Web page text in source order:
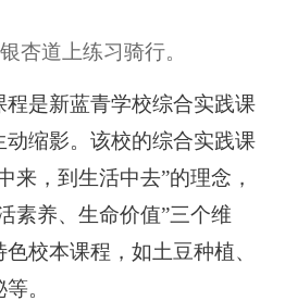
杏道上练习骑行。
是新蓝青学校综合实践课
缩影。该校的综合实践课
来，到生活中去”的理念，
素养、生命价值”三个维
校本课程，如土豆种植、
。